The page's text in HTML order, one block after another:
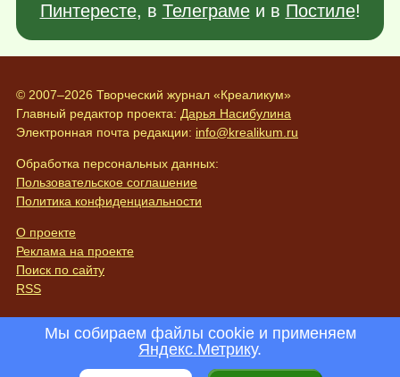
Пинтересте, в Телеграмеи в Постиле!
© 2007–2026 Творческий журнал «Креаликум»
Главный редактор проекта: Дарья Насибулина
Электронная почта редакции: info@krealikum.ru
Обработка персональных данных:
Пользовательское соглашение
Политика конфиденциальности
О проекте
Реклама на проекте
Поиск по сайту
RSS
Мы собираем файлы cookie и применяем
Яндекс.Метрику.